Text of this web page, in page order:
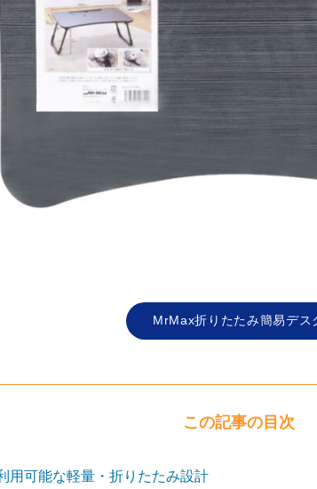
MrMax折りたたみ簡易デス
この記事の目次
用可能な軽量・折りたたみ設計